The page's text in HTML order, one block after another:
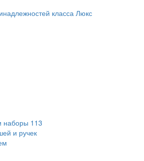
класса Люкс
наборы 113
и ручек